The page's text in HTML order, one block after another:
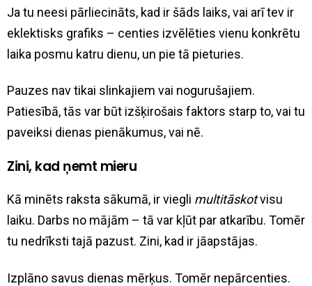
Ja tu neesi pārliecināts, kad ir šāds laiks, vai arī tev ir
eklektisks grafiks – centies izvēlēties vienu konkrētu
laika posmu katru dienu, un pie tā pieturies.
Pauzes nav tikai slinkajiem vai nogurušajiem.
Patiesībā, tās var būt izšķirošais faktors starp to, vai tu
paveiksi dienas pienākumus, vai nē.
Zini, kad ņemt mieru
Kā minēts raksta sākumā, ir viegli multitāskotvisu
laiku. Darbs no mājām – tā var kļūt par atkarību. Tomēr
tu nedrīksti tajā pazust. Zini, kad ir jāapstājas.
Izplāno savus dienas mērķus. Tomēr nepārcenties.